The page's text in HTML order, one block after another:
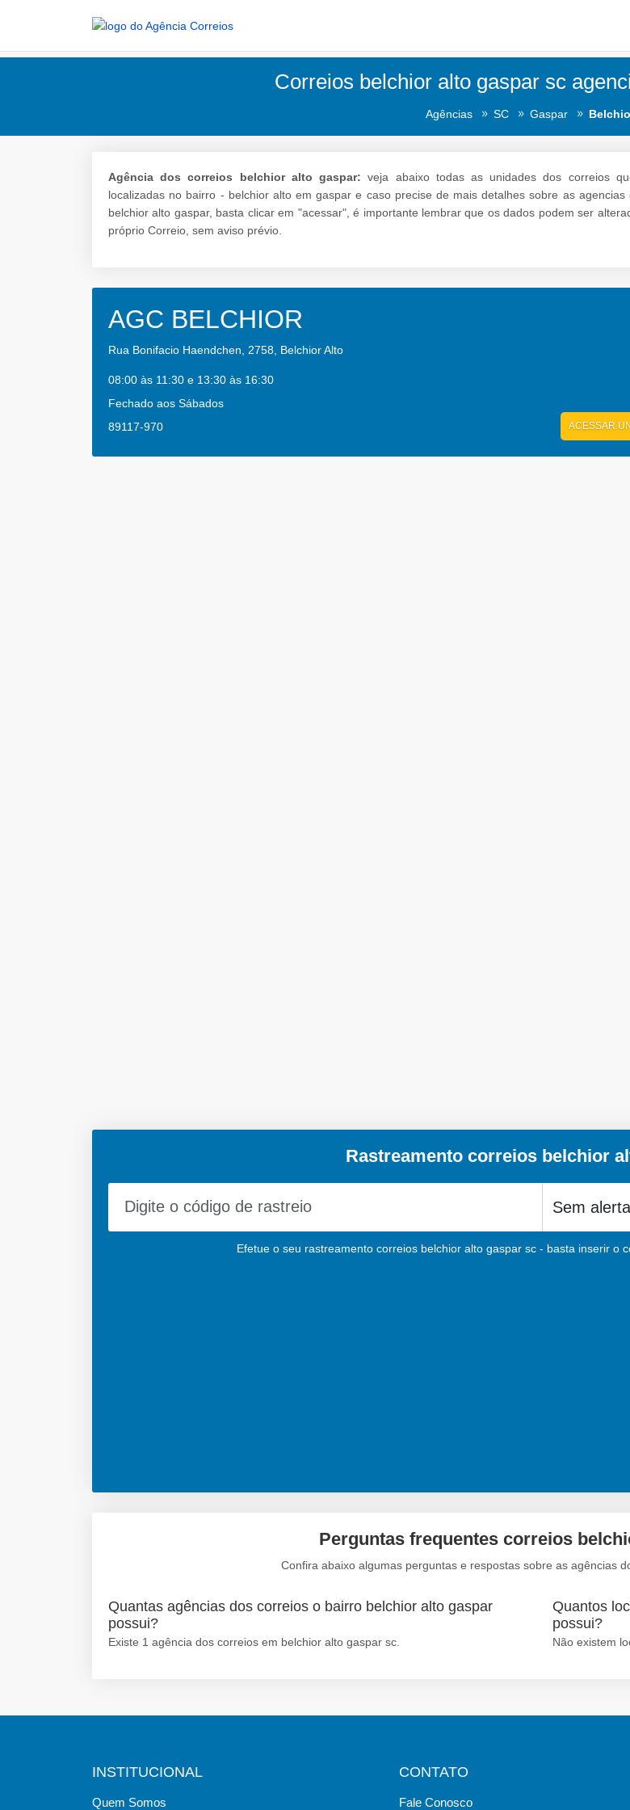
Correios belchior alto gaspar sc
Agências SC Gaspar
Agência dos correios belchior alto gaspar: veja abaixo todas as unidades dos correios
localizadas no bairro - belchior alto em gaspar e caso precise de mais detalhes sobre as agencias
belchior alto gaspar, basta clicar em "acessar", é importante lembrar que os dados podem ser
próprio Correio, sem aviso prévio.
AGC BELCHIOR
Rua Bonifacio Haendchen, 2758, Belchior Alto
08:00 às 11:30 e 13:30 às 16:30
Fechado aos Sábados
89117-970
ACESSAR
Rastreamento correios belchior
Efetue o seu rastreamento correios belchior alto gaspar sc - basta inserir o
Perguntas frequentes correios
Confira abaixo algumas perguntas e respostas sobre as agências
Quantas agências dos correios o bairro belchior alto gaspar
possui?
Existe 1 agência dos correios em belchior alto gaspar sc.
Quantos
possui?
Não existem
INSTITUCIONAL
Quem Somos
CONTATO
Fale Conosco